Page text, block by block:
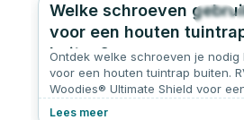
45
Welke schroeven
voor een houten
buiten?
Ontdek welke schroeven je nodig
voor een houten tuintrap buiten.
Woodies® Ultimate Shield voor
Lees meer